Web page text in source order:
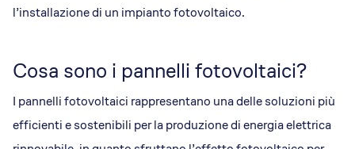
l’installazione di un impianto fotovoltaico.
Cosa sono i pannelli fotovoltaici?
I pannelli fotovoltaici rappresentano una delle soluzioni più
efficienti e sostenibili per la produzione di energia elettrica